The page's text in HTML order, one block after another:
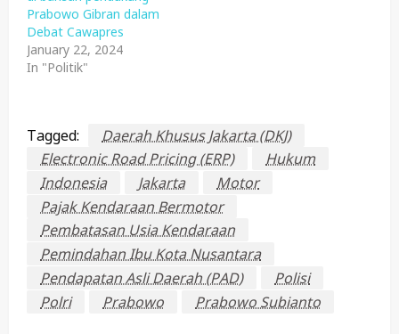
Prabowo Gibran dalam
Debat Cawapres
January 22, 2024
In "Politik"
Tagged:
Daerah Khusus Jakarta (DKJ)
Electronic Road Pricing (ERP)
Hukum
Indonesia
Jakarta
Motor
Pajak Kendaraan Bermotor
Pembatasan Usia Kendaraan
Pemindahan Ibu Kota Nusantara
Pendapatan Asli Daerah (PAD)
Polisi
Polri
Prabowo Prabowo Subianto